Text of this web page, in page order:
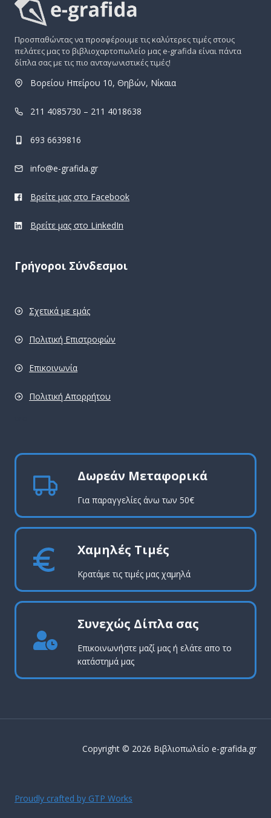
Προσπαθώντας να προσφέρουμε τις καλύτερες τιμές στους
πελάτες μας το βιβλιοχαρτοπωλείο μας e-grafida είναι πάντα
δίπλα σας με τις πιο ανταγωνιστικές τιμές!
Βορείου Ηπείρου 10, Θηβών, Νίκαια
211 4085730 – 211 4018638
693 6639816
info@e-grafida.gr
Βρείτε μας στο Facebook
Βρείτε μας στο LinkedIn
Γρήγοροι Σύνδεσμοι
Σχετικά με εμάς
Πολιτική Επιστροφών
Επικοινωνία
Πολιτική Απορρήτου
Δωρεάν Μεταφορικά
Για παραγγελίες άνω των 50€
Χαμηλές Τιμές
Κρατάμε τις τιμές μας χαμηλά
Συνεχώς Δίπλα σας
Επικοινωνήστε μαζί μας ή ελάτε απο το
κατάστημά μας
Copyright © 2026 Βιβλιοπωλείο e-grafida.gr
Proudly crafted by GTP Works